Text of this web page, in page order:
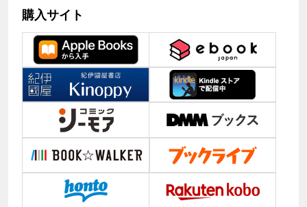
購入サイト